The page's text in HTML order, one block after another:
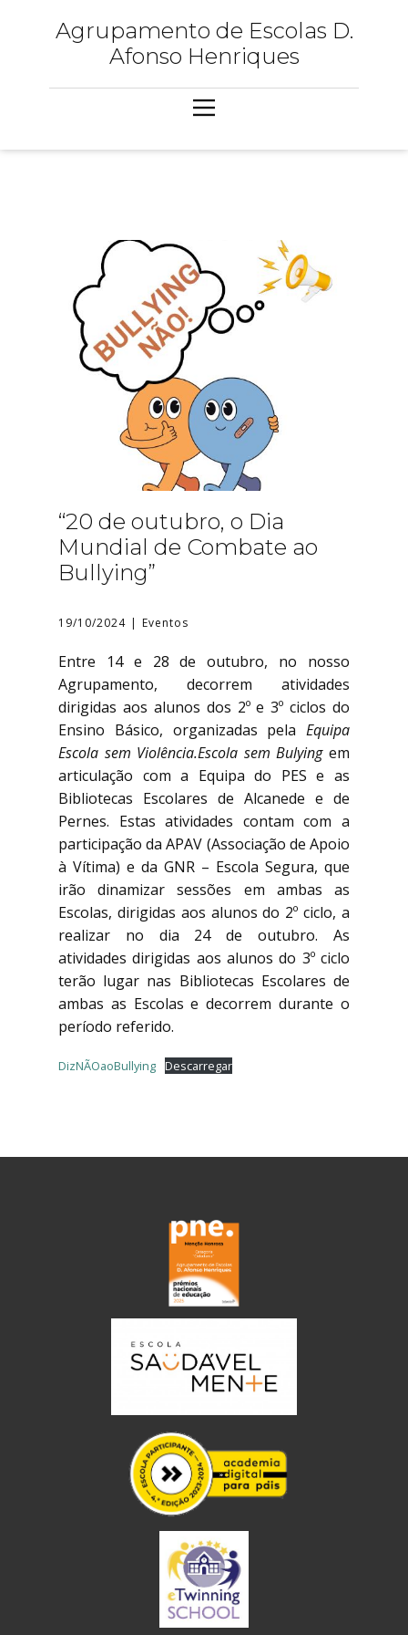
Agrupamento de Escolas D.
Afonso Henriques
“20 de outubro, o Dia
Mundial de Combate ao
Bullying”
19/10/2024 Eventos
Entre 14 e 28 de outubro, no nosso
Agrupamento, decorrem atividades
dirigidas aos alunos dos 2º e 3º ciclos do
Ensino Básico, organizadas pela Equipa
Escola sem Violência.Escola sem Bulyingem
articulação com a Equipa do PES e as
Bibliotecas Escolares de Alcanede e de
Pernes. Estas atividades contam com a
participação da APAV (Associação de Apoio
à Vítima) e da GNR – Escola Segura, que
irão dinamizar sessões em ambas as
Escolas, dirigidas aos alunos do 2º ciclo, a
realizar no dia 24 de outubro. As
atividades dirigidas aos alunos do 3º ciclo
terão lugar nas Bibliotecas Escolares de
ambas as Escolas e decorrem durante o
período referido.
DizNÃOaoBullying Descarregar